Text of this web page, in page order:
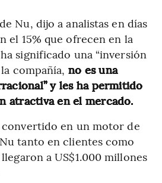
Nu, dijo a analistas en días
el 15% que ofrecen en la
significado una “inversión
compañía, no es una
y les ha permitido
atractiva en el mercado.
en un motor de
tanto en clientes como
a US$1.000 millones